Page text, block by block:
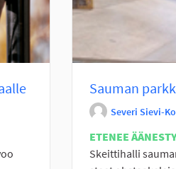
Sauman
Severi Sievi-
ETENEE
Skeittihalli